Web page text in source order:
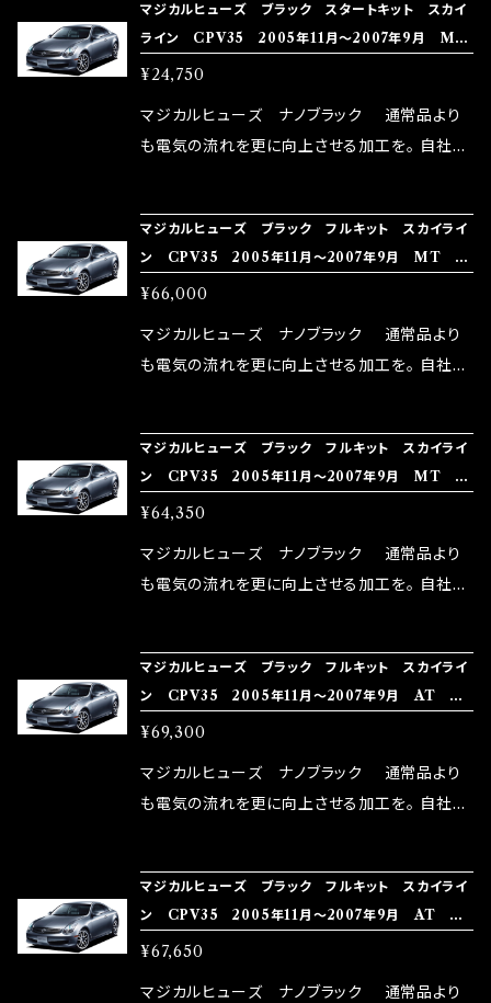
rz）の2店舗の専売品になりますので宜しくお願
い致します。
メ！ レーシングドライバーMAX織戸選手がテス
ターとなり吟味し時間を掛けて検証し、これは
体感出来て面白く、車には必ずプラスになりデメ
リットが無い。と。 コラボ開発製品です。 購入先
はこちらのマジカルヒューズ直販サイトと横浜に
rz）の2店舗の専売品になりますので宜しくお願
い致します。
マジカルヒューズ ブラック スタートキット スカイ
ライン CPV35 2005年11月～2007年9月 MF
NB217 15個
¥24,750
マジカルヒューズ ナノブラック 通常品より
も電気の流れを更に向上させる加工を。 自社比
メ！ レーシングドライバーMAX織戸選手がテス
ターとなり吟味し時間を掛けて検証し、これは
体感出来て面白く、車には必ずプラスになりデメ
リットが無い。と。 コラボ開発製品です。 購入先
はこちらのマジカルヒューズ直販サイトと横浜に
rz）の2店舗の専売品になりますので宜しくお願
い致します。
マジカルヒューズ ブラック フルキット スカイライ
ン CPV35 2005年11月～2007年9月 MT シ
ートヒータ MFNFB216 40個
¥66,000
マジカルヒューズ ナノブラック 通常品より
も電気の流れを更に向上させる加工を。 自社比
メ！ レーシングドライバーMAX織戸選手がテス
ターとなり吟味し時間を掛けて検証し、これは
体感出来て面白く、車には必ずプラスになりデメ
リットが無い。と。 コラボ開発製品です。 購入先
はこちらのマジカルヒューズ直販サイトと横浜に
rz）の2店舗の専売品になりますので宜しくお願
い致します。
マジカルヒューズ ブラック フルキット スカイライ
ン CPV35 2005年11月～2007年9月 MT M
FNFB215 39個
¥64,350
マジカルヒューズ ナノブラック 通常品より
も電気の流れを更に向上させる加工を。 自社比
メ！ レーシングドライバーMAX織戸選手がテス
ターとなり吟味し時間を掛けて検証し、これは
体感出来て面白く、車には必ずプラスになりデメ
リットが無い。と。 コラボ開発製品です。 購入先
はこちらのマジカルヒューズ直販サイトと横浜に
rz）の2店舗の専売品になりますので宜しくお願
い致します。
マジカルヒューズ ブラック フルキット スカイライ
ン CPV35 2005年11月～2007年9月 AT シ
ートヒータ MFNFB214 42個
¥69,300
マジカルヒューズ ナノブラック 通常品より
も電気の流れを更に向上させる加工を。 自社比
メ！ レーシングドライバーMAX織戸選手がテス
ターとなり吟味し時間を掛けて検証し、これは
体感出来て面白く、車には必ずプラスになりデメ
リットが無い。と。 コラボ開発製品です。 購入先
マジカルヒューズ ブラック フルキット スカイライ
ン CPV35 2005年11月～2007年9月 AT M
FNFB213 41個
¥67,650
マジカルヒューズ ナノブラック 通常品より